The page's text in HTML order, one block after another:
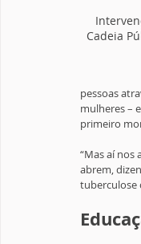
Cadeia
pessoas
mulheres –
primeiro
“Mas aí nos
abrem,
tuberculose